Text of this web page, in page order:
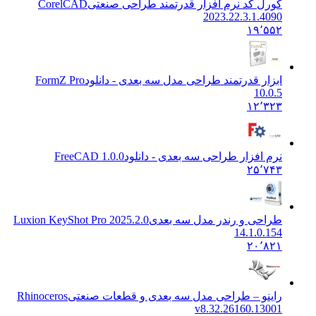
کورل کد نرم افزار قدرتمند طراحی صنعتی CorelCAD
2023.22.3.1.4090
۱۹٬۵۵۲
ابزار قدرتمند طراحی مدل سه بعدی - دانلود FormZ Pro
۱۲٬۳۲۳
نرم افزار طراحی سه بعدی - دانلود FreeCAD 1.0.0
۲۵٬۷۴۳
طراحی و رندر مدل سه بعدیLuxion KeyShot Pro 2025.2.0
14.1.0.154
۲۰٬۸۲۱
راینو – طراحی مدل سه بعدی و قطعات صنعتی Rhinoceros
v8.32.26160.13001